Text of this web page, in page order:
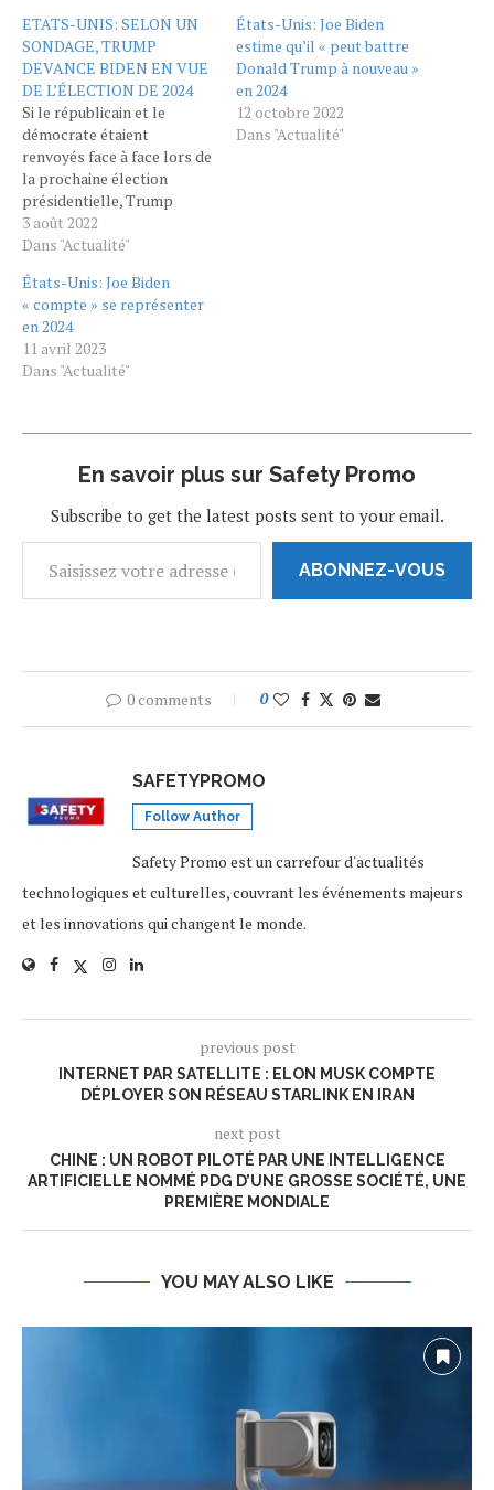
ETATS-UNIS: SELON UN
SONDAGE, TRUMP
DEVANCE BIDEN EN VUE
DE L’ÉLECTION DE 2024
Si le républicain et le
démocrate étaient
renvoyés face à face lors de
la prochaine élection
présidentielle, Trump
emporterait les faveurs de
45% des Américains, contre
sondage. Trump gagnant
face à Biden lors d'une
hypothétique
confrontation pour la
présidence des Etats-Unis
3 août 2022
Dans "Actualité"
États-Unis: Joe Biden
estime qu’il « peut battre
Donald Trump à nouveau »
en 2024
12 octobre 2022
Dans "Actualité"
États-Unis: Joe Biden
« compte » se représenter
en 2024
11 avril 2023
Dans "Actualité"
En savoir plus sur Safety Promo
Subscribe to get the latest posts sent to your email.
ABONNEZ-VOUS
0 comments 0
SAFETYPROMO
Follow Author
Safety Promo est un carrefour d'actualités
technologiques et culturelles, couvrant les événements majeurs
et les innovations qui changent le monde.
previous post
INTERNET PAR SATELLITE : ELON MUSK COMPTE
DÉPLOYER SON RÉSEAU STARLINK EN IRAN
next post
CHINE : UN ROBOT PILOTÉ PAR UNE INTELLIGENCE
ARTIFICIELLE NOMMÉ PDG D’UNE GROSSE SOCIÉTÉ, UNE
PREMIÈRE MONDIALE
YOU MAY ALSO LIKE